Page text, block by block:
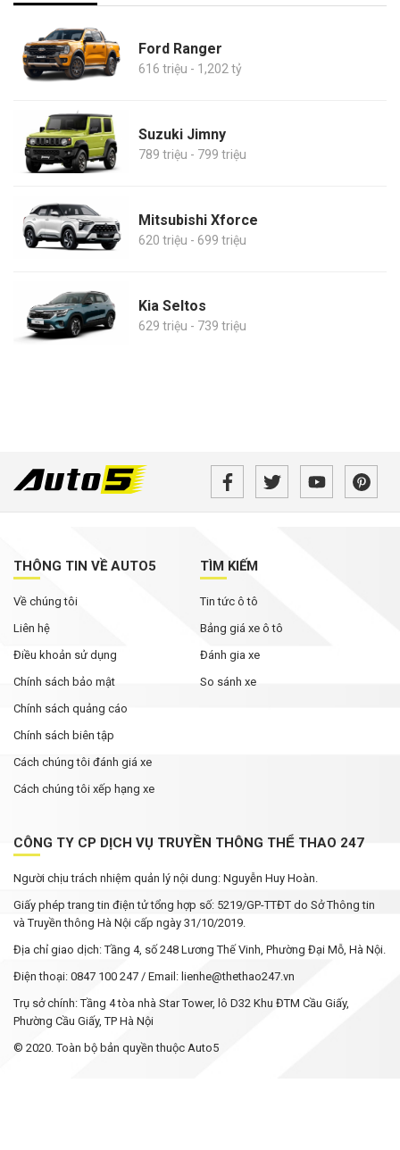
Ford Ranger
616 triệu - 1,202 tỷ
Suzuki Jimny
789 triệu - 799 triệu
Mitsubishi Xforce
620 triệu - 699 triệu
Kia Seltos
629 triệu - 739 triệu
THÔNG TIN VỀ AUTO5
Về chúng tôi
Liên hệ
Điều khoản sử dụng
Chính sách bảo mật
Chính sách quảng cáo
Chính sách biên tập
Cách chúng tôi đánh giá xe
Cách chúng tôi xếp hạng xe
TÌM KIẾM
Tin tức ô tô
Bảng giá xe ô tô
Đánh gia xe
So sánh xe
CÔNG TY CP DỊCH VỤ TRUYỀN THÔNG THỂ THAO 247
Người chịu trách nhiệm quản lý nội dung: Nguyễn Huy Hoàn.
Giấy phép trang tin điện tử tổng hợp số: 5219/GP-TTĐT do Sở Thông tin
và Truyền thông Hà Nội cấp ngày 31/10/2019.
Địa chỉ giao dịch: Tầng 4, số 248 Lương Thế Vinh, Phường Đại Mỗ, Hà Nội.
Điện thoại: 0847 100 247 / Email: lienhe@thethao247.vn
Trụ sở chính: Tầng 4 tòa nhà Star Tower, lô D32 Khu ĐTM Cầu Giấy,
Phường Cầu Giấy, TP Hà Nội
© 2020. Toàn bộ bản quyền thuộc Auto5